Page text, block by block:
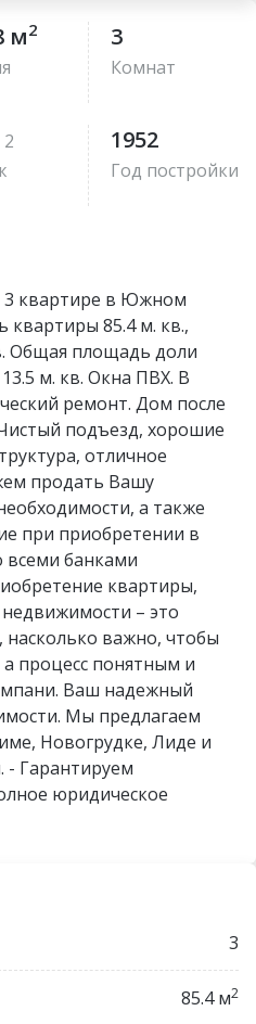
м2 3
Комнат
2
1952
Год постройки
3 квартире в Южном
85.4 м. кв.,
Общая площадь доли
м. кв. Окна ПВХ. В
ремонт. Дом после
подъезд, хорошие
отличное
продать Вашу
а также
при приобретении в
всеми банками
квартиры,
– это
важно, чтобы
а процесс понятным и
Ваш надежный
Мы предлагаем
Новогрудке, Лиде и
- Гарантируем
юридическое
по лицензии
№02240/394. Наша цель
рисков и скрытых
ул. Волчецкого27Б; г.
оф. 317. Свяжитесь с
эксперта!
3
85.4 м2